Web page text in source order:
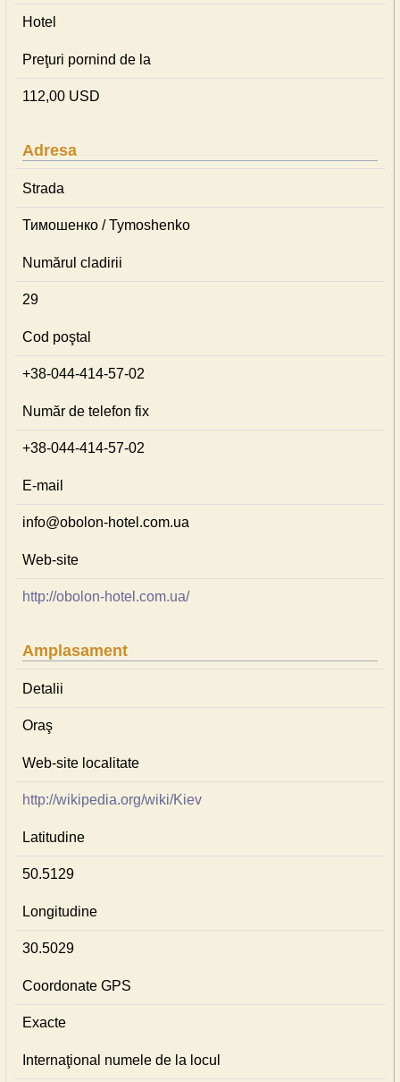
Hotel
Preţuri pornind de la
112,00 USD
Adresa
Strada
Тимошенко / Tymoshenko
Numărul cladirii
29
Cod poştal
+38-044-414-57-02
Număr de telefon fix
+38-044-414-57-02
E-mail
info@obolon-hotel.com.ua
Web-site
http://obolon-hotel.com.ua/
Amplasament
Detalii
Oraş
Web-site localitate
http://wikipedia.org/wiki/Kiev
Latitudine
50.5129
Longitudine
30.5029
Coordonate GPS
Exacte
Internaţional numele de la locul